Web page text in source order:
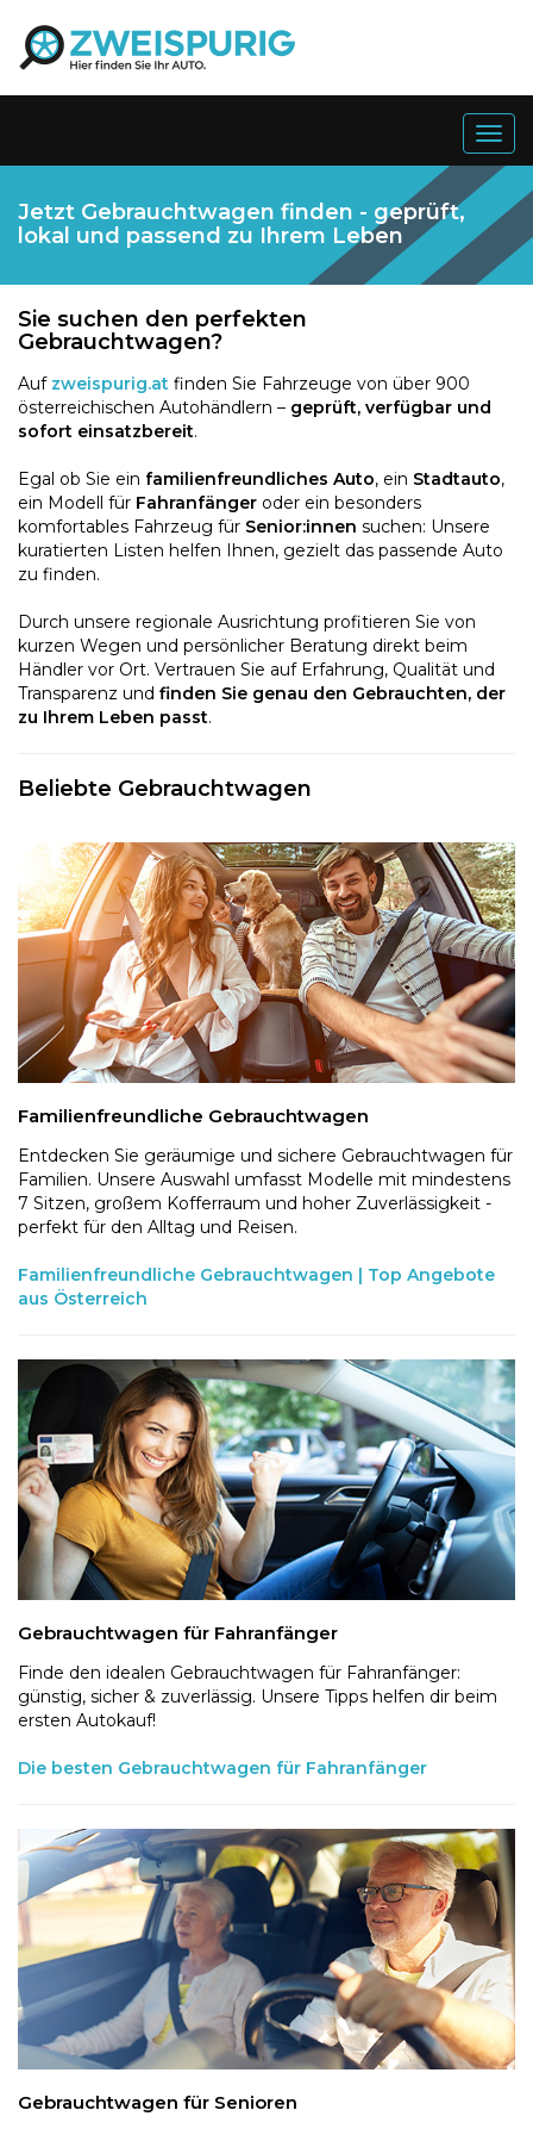
Jetzt Gebrauchtwagen finden - geprüft,
lokal und passend zu Ihrem Leben
Sie suchen den perfekten
Gebrauchtwagen?
Auf zweispurig.at finden Sie Fahrzeuge von über 900
österreichischen Autohändlern – geprüft, verfügbar und
sofort einsatzbereit.
Egal ob Sie ein familienfreundliches Auto, ein Stadtauto,
ein Modell für Fahranfänger oder ein besonders
komfortables Fahrzeug für Senior:innen suchen: Unsere
kuratierten Listen helfen Ihnen, gezielt das passende Auto
zu finden.
Durch unsere regionale Ausrichtung profitieren Sie von
kurzen Wegen und persönlicher Beratung direkt beim
Händler vor Ort. Vertrauen Sie auf Erfahrung, Qualität und
Transparenz und finden Sie genau den Gebrauchten, der
zu Ihrem Leben passt.
Beliebte Gebrauchtwagen
Familienfreundliche Gebrauchtwagen
Entdecken Sie geräumige und sichere Gebrauchtwagen für
Familien. Unsere Auswahl umfasst Modelle mit mindestens
7 Sitzen, großem Kofferraum und hoher Zuverlässigkeit -
perfekt für den Alltag und Reisen.
Familienfreundliche Gebrauchtwagen | Top Angebote
aus Österreich
Gebrauchtwagen für Fahranfänger
Finde den idealen Gebrauchtwagen für Fahranfänger:
günstig, sicher & zuverlässig. Unsere Tipps helfen dir beim
ersten Autokauf!
Die besten Gebrauchtwagen für Fahranfänger
Gebrauchtwagen für Senioren